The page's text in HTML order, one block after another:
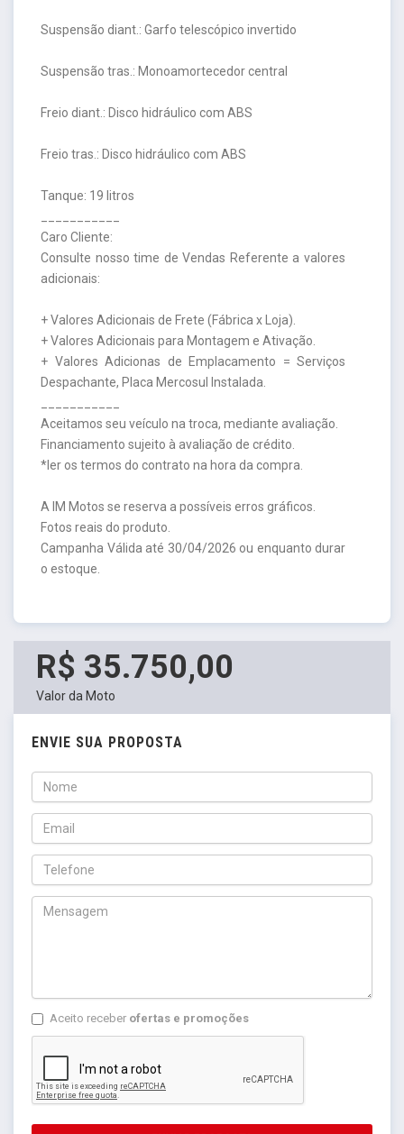
Suspensão diant.: Garfo telescópico invertido
Suspensão tras.: Monoamortecedor central
Freio diant.: Disco hidráulico com ABS
Freio tras.: Disco hidráulico com ABS
Tanque: 19 litros
Caro Cliente:
Consulte nosso time de Vendas Referente a valores
adicionais:
+ Valores Adicionais de Frete (Fábrica x Loja).
+ Valores Adicionais para Montagem e Ativação.
+ Valores Adicionas de Emplacamento = Serviços
Despachante, Placa Mercosul Instalada.
Aceitamos seu veículo na troca, mediante avaliação.
Financiamento sujeito à avaliação de crédito.
*ler os termos do contrato na hora da compra.
A IM Motos se reserva a possíveis erros gráficos.
Fotos reais do produto.
Campanha Válida até 30/04/2026 ou enquanto durar
o estoque.
R$ 35.750,00
Valor da Moto
ENVIE SUA PROPOSTA
Aceito receber ofertas e promoções